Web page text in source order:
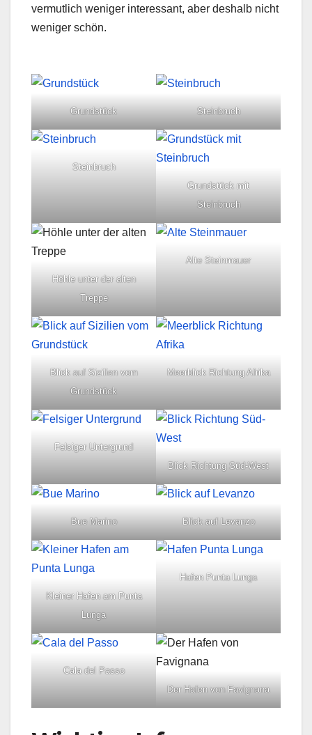
vermutlich weniger interessant, aber deshalb nicht
weniger schön.
Grundstück Steinbruch
Steinbruch
Grundstück mit
Steinbruch
Höhle unter der alten
Treppe
Alte Steinmauer
Blick auf Sizilien vom
Grundstück
Meerblick Richtung Afrika
Felsiger Untergrund
Blick Richtung Süd-West
Bue Marino Blick auf Levanzo
Kleiner Hafen am Punta
Lunga
Hafen Punta Lunga
Cala del Passo
Der Hafen von Favignana